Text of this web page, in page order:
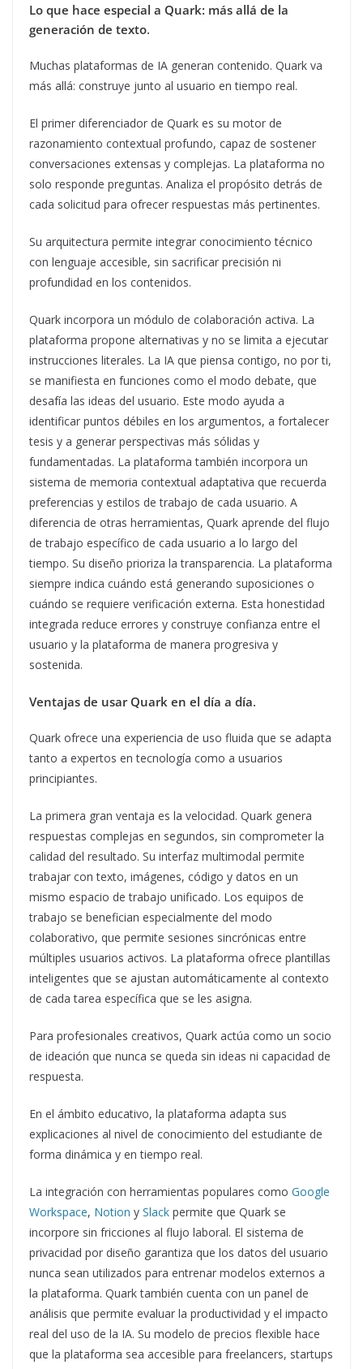
Lo que hace especial a Quark: más allá de la
generación de texto.
Muchas plataformas de IA generan contenido. Quark va
más allá: construye junto al usuario en tiempo real.
El primer diferenciador de Quark es su motor de
razonamiento contextual profundo, capaz de sostener
conversaciones extensas y complejas. La plataforma no
solo responde preguntas. Analiza el propósito detrás de
cada solicitud para ofrecer respuestas más pertinentes.
Su arquitectura permite integrar conocimiento técnico
con lenguaje accesible, sin sacrificar precisión ni
profundidad en los contenidos.
Quark incorpora un módulo de colaboración activa. La
plataforma propone alternativas y no se limita a ejecutar
instrucciones literales. La IA que piensa contigo, no por ti,
se manifiesta en funciones como el modo debate, que
desafía las ideas del usuario. Este modo ayuda a
identificar puntos débiles en los argumentos, a fortalecer
tesis y a generar perspectivas más sólidas y
fundamentadas. La plataforma también incorpora un
sistema de memoria contextual adaptativa que recuerda
preferencias y estilos de trabajo de cada usuario. A
diferencia de otras herramientas, Quark aprende del flujo
de trabajo específico de cada usuario a lo largo del
tiempo. Su diseño prioriza la transparencia. La plataforma
siempre indica cuándo está generando suposiciones o
cuándo se requiere verificación externa. Esta honestidad
integrada reduce errores y construye confianza entre el
usuario y la plataforma de manera progresiva y
sostenida.
Ventajas de usar Quark en el día a día.
Quark ofrece una experiencia de uso fluida que se adapta
tanto a expertos en tecnología como a usuarios
principiantes.
La primera gran ventaja es la velocidad. Quark genera
respuestas complejas en segundos, sin comprometer la
calidad del resultado. Su interfaz multimodal permite
trabajar con texto, imágenes, código y datos en un
mismo espacio de trabajo unificado. Los equipos de
trabajo se benefician especialmente del modo
colaborativo, que permite sesiones sincrónicas entre
múltiples usuarios activos. La plataforma ofrece plantillas
inteligentes que se ajustan automáticamente al contexto
de cada tarea específica que se les asigna.
Para profesionales creativos, Quark actúa como un socio
de ideación que nunca se queda sin ideas ni capacidad de
respuesta.
En el ámbito educativo, la plataforma adapta sus
explicaciones al nivel de conocimiento del estudiante de
forma dinámica y en tiempo real.
La integración con herramientas populares como Google
Workspace, Notion y Slack permite que Quark se
incorpore sin fricciones al flujo laboral. El sistema de
privacidad por diseño garantiza que los datos del usuario
nunca sean utilizados para entrenar modelos externos a
la plataforma. Quark también cuenta con un panel de
análisis que permite evaluar la productividad y el impacto
real del uso de la IA. Su modelo de precios flexible hace
que la plataforma sea accesible para freelancers, startups